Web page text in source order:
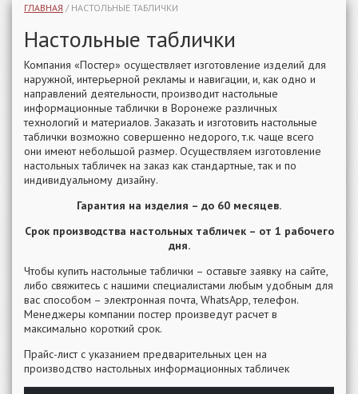
ГЛАВНАЯ / НАСТОЛЬНЫЕ ТАБЛИЧКИ
Настольные таблички
Компания «Постер» осуществляет изготовление изделий для
наружной, интерьерной рекламы и навигации, и, как одно и
направлений деятельности, производит настольные
информационные таблички в Воронеже различных
технологий и материалов. Заказать и изготовить настольные
таблички возможно совершенно недорого, т.к. чаще всего
они имеют небольшой размер. Осуществляем изготовление
настольных табличек на заказ как стандартные, так и по
индивидуальному дизайну.
Гарантия на изделия – до 60 месяцев.
Срок производства настольных табличек – от 1 рабочего
дня.
Чтобы купить настольные таблички – оставьте заявку на сайте,
либо свяжитесь с нашими специалистами любым удобным для
вас способом – электронная почта, WhatsApp, телефон.
Менеджеры компании постер произведут расчет в
максимально короткий срок.
Прайс-лист с указанием предварительных цен на
производство настольных информационных табличек